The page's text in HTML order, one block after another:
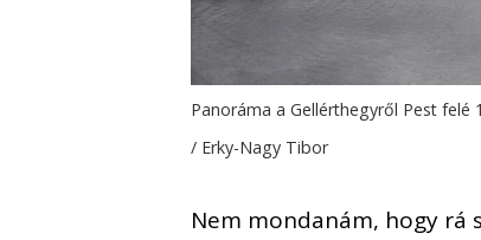
Panoráma a Gellérthegyről Pest
/ Erky-Nagy Tibor
Nem mondanám, hogy rá